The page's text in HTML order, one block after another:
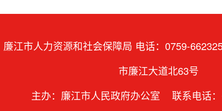
廉江市人力资源和社会保障局 电话：0759-
市廉江大道北63号
主办：廉江市人民政府办公室 联系电话